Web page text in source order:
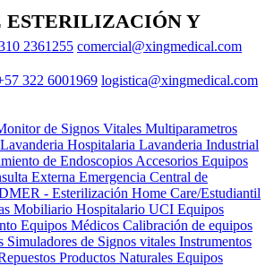
ESTERILIZACIÓN Y
2361255 comercial@xingmedical.com
322 6001969 logistica@xingmedical.com
de Signos Vitales Multiparametros
Lavanderia Hospitalaria Lavanderia Industrial
de Endoscopios Accesorios Equipos
Externa Emergencia Central de
- Esterilización Home Care/Estudiantil
Mobiliario Hospitalario UCI Equipos
Equipos Médicos Calibración de equipos
Simuladores de Signos vitales Instrumentos
Productos Naturales Equipos